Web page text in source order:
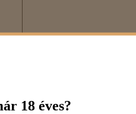
nem engedélyezett!
18 éves?